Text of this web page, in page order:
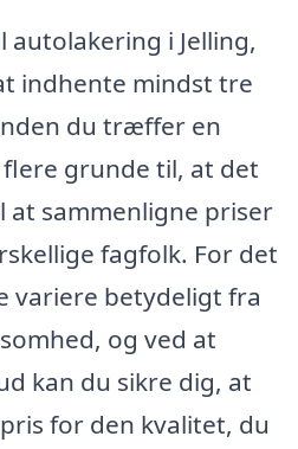
i Jelling,
indhente mindst tre
du træffer en
grunde til, at det
sammenligne priser
fagfolk. For det
variere betydeligt fra
og ved at
kan du sikre dig, at
for den kvalitet, du